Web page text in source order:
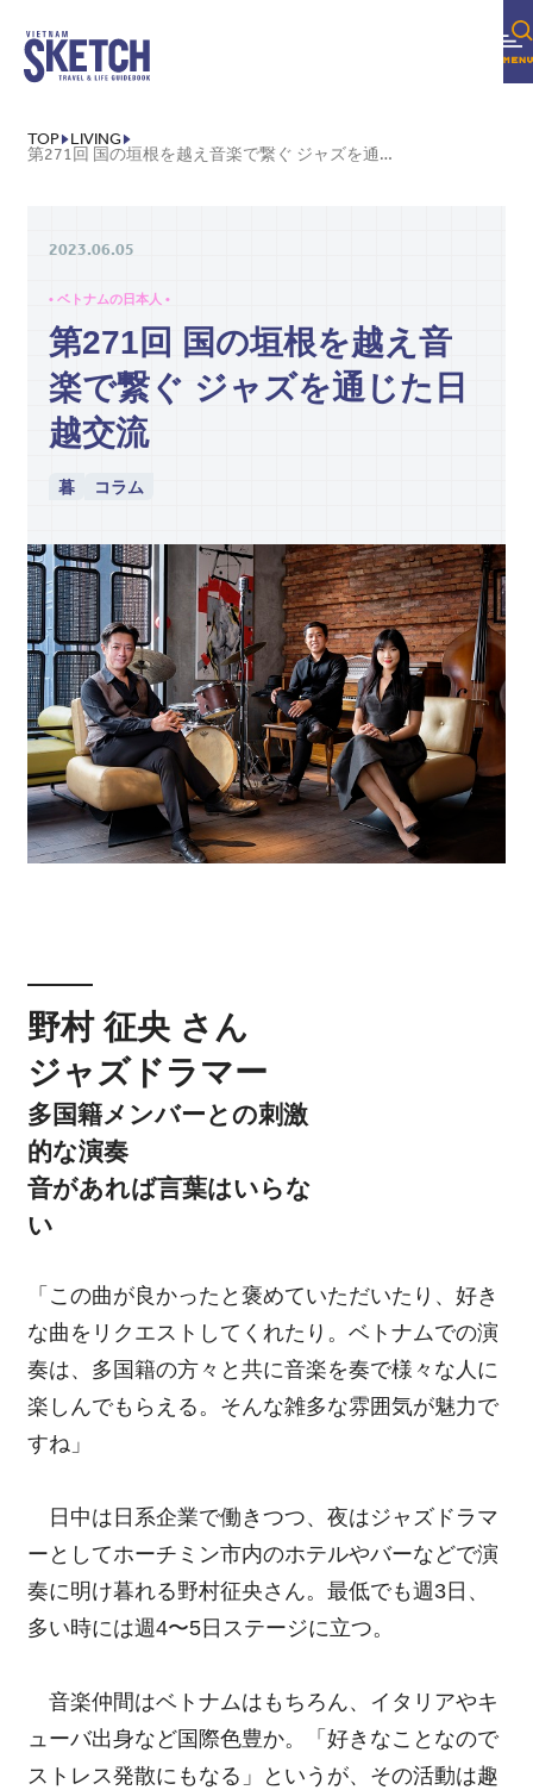
TOP LIVING
第271回 国の垣根を越え音楽で繋ぐ ジャズを通じた日越交流
2023.06.05
• ベトナムの日本人 •
第271回 国の垣根を越え音
楽で繋ぐ ジャズを通じた日
越交流
暮 コラム
野村 征央 さん
ジャズドラマー
多国籍メンバーとの刺激
的な演奏
音があれば言葉はいらな
い
「この曲が良かったと褒めていただいたり、好き
な曲をリクエストしてくれたり。ベトナムでの演
奏は、多国籍の方々と共に音楽を奏で様々な人に
楽しんでもらえる。そんな雑多な雰囲気が魅力で
すね」
日中は日系企業で働きつつ、夜はジャズドラマ
ーとしてホーチミン市内のホテルやバーなどで演
奏に明け暮れる野村征央さん。最低でも週3日、
多い時には週4〜5日ステージに立つ。
音楽仲間はベトナムはもちろん、イタリアやキ
ューバ出身など国際色豊か。「好きなことなので
ストレス発散にもなる」というが、その活動は趣